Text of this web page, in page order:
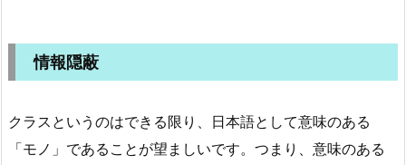
情報隠蔽
クラスというのはできる限り、日本語として意味のある
「モノ」であることが望ましいです。つまり、意味のある